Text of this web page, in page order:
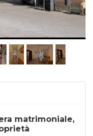
matrimoniale,